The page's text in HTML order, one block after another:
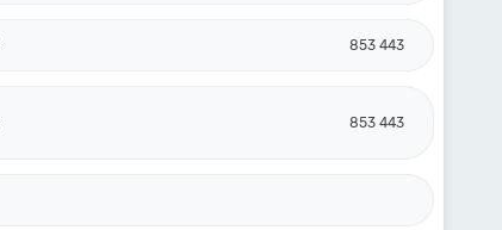
853 443
853 443